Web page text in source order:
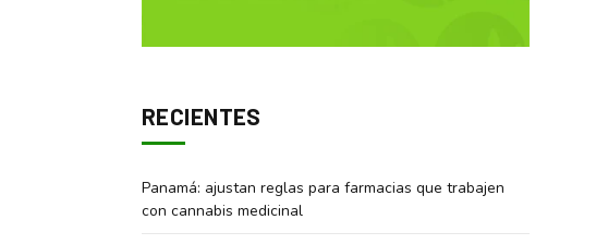
RECIENTES
Panamá: ajustan reglas para farmacias que trabajen
con cannabis medicinal